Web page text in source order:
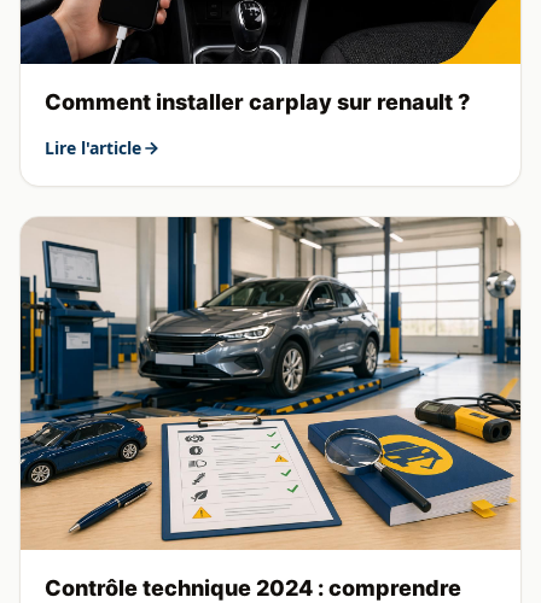
Comment installer carplay sur renault ?
Lire l'article
Contrôle technique 2024 : comprendre